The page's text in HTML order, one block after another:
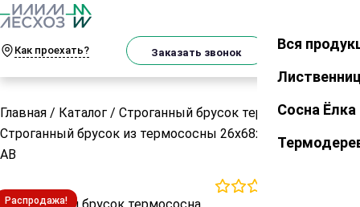
Как проехать? Заказать звонок Закрыть
Вся
Сосна Ёлка
Главная / Каталог / Строганный брусок термо/
Строганный брусок из термососны 26х68х3000 мм сорт
АВ
Распродажа!